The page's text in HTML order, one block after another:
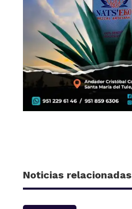
Noticias relacionadas